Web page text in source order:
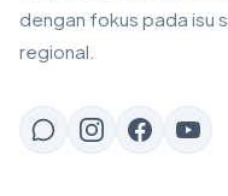
dengan fokus pada isu
regional.